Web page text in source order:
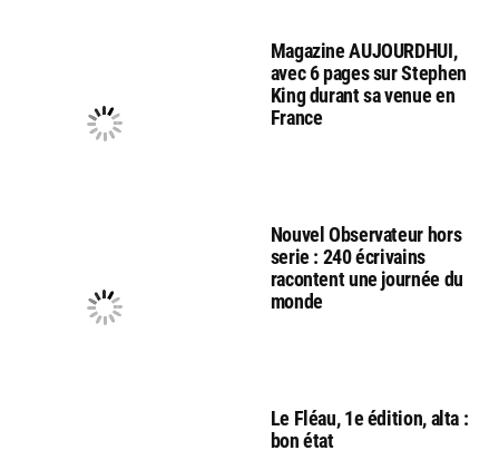
Magazine AUJOURDHUI,
avec 6 pages sur Stephen
King durant sa venue en
France
Nouvel Observateur hors
serie : 240 écrivains
racontent une journée du
monde
Le Fléau, 1e édition, alta :
bon état